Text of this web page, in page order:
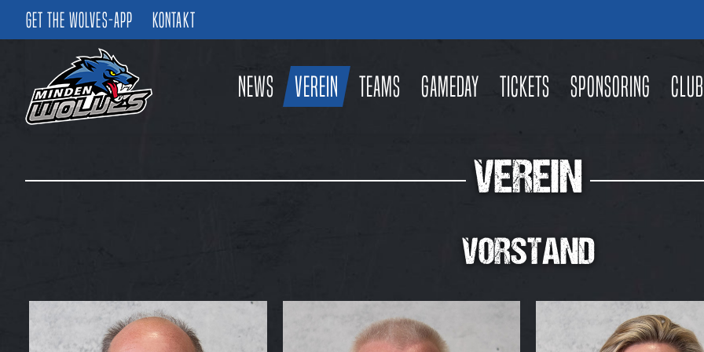
Get the Wolves-App Kontakt
News Verein Teams Gameday Tickets Sponsoring Club
VEREIN
VORSTAND